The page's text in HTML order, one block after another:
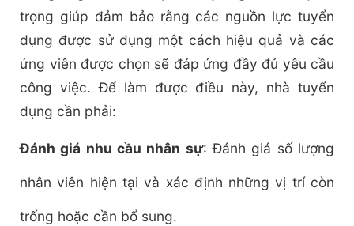
trọng giúp đảm bảo rằng các nguồn lực tuyển
dụng được sử dụng một cách hiệu quả và các
ứng viên được chọn sẽ đáp ứng đầy đủ yêu cầu
công việc. Để làm được điều này, nhà tuyển
dụng cần phải:
Đánh giá nhu cầu nhân sự: Đánh giá số lượng
nhân viên hiện tại và xác định những vị trí còn
trống hoặc cần bổ sung.